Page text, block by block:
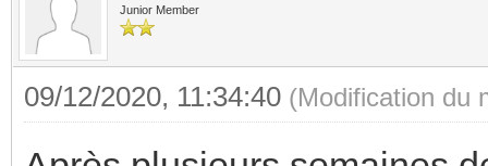
Junior Member
09/12/2020, 11:34:40 (Modification du